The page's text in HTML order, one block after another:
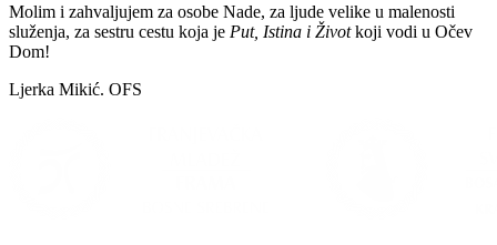
Molim i zahvaljujem za osobe Nade, za ljude velike u malenosti
služenja, za sestru cestu koja je Put, Istina i Životkoji vodi u Očev
Dom!
Ljerka Mikić. OFS